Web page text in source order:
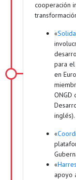
cooperación
«
para
en
ONGD
inglés).
«
«
apoyo